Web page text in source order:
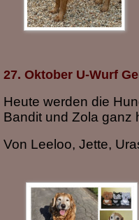
27. Oktober U-Wurf
Heute werden die
Bandit und Zola ganz
Von Leeloo, Jette,